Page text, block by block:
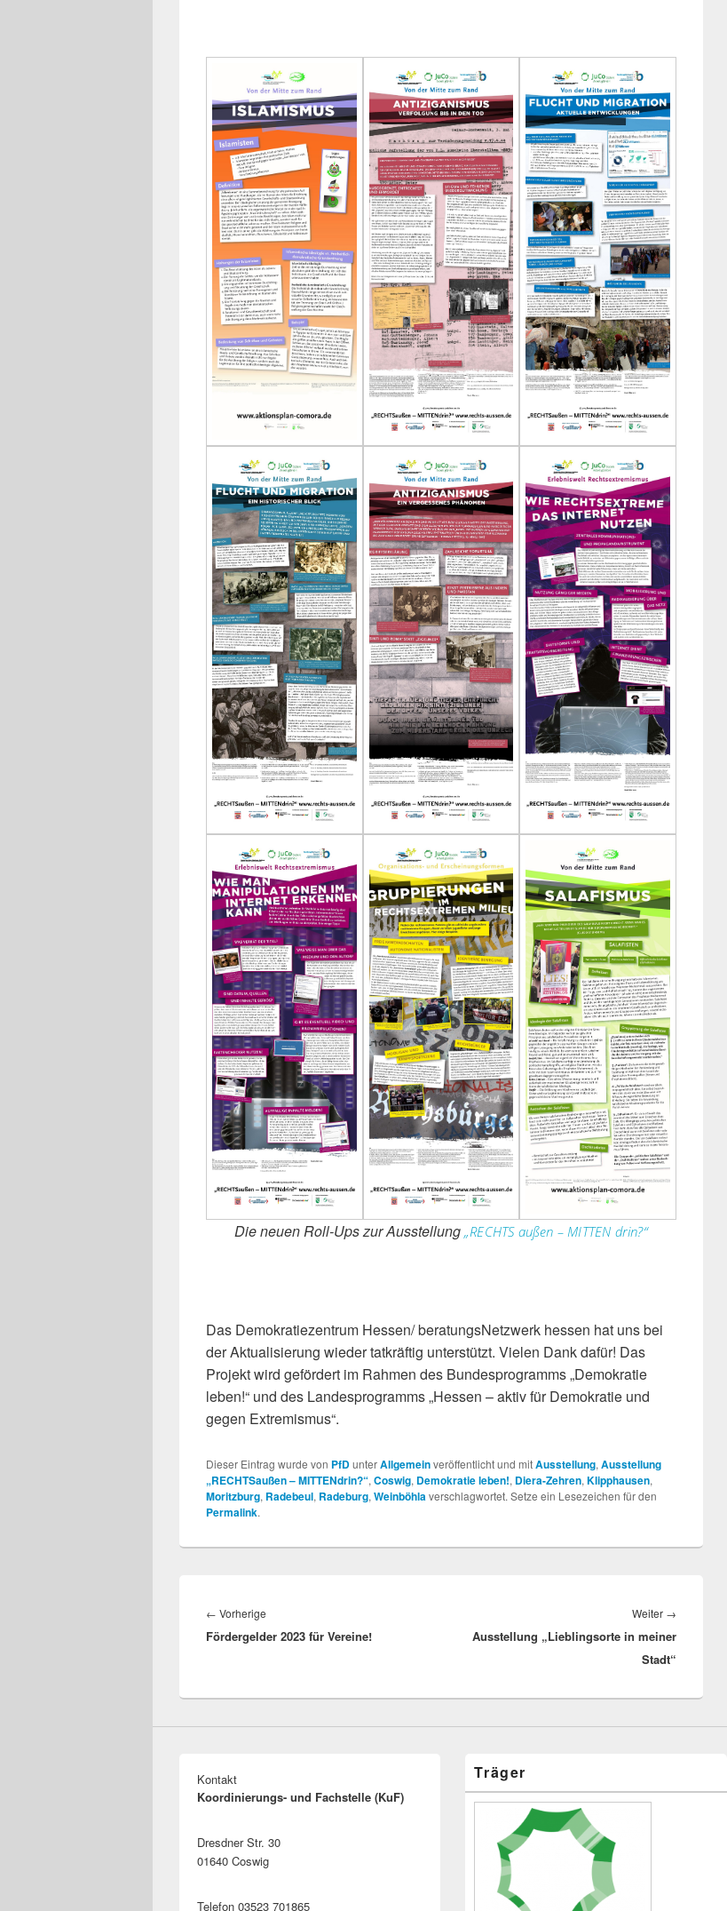
Die neuen Roll-Ups zur Ausstellung„RECHTS außen – MITTEN drin?“
Das Demokratiezentrum Hessen/ beratungsNetzwerk hessen hat uns bei
der Aktualisierung wieder tatkräftig unterstützt. Vielen Dank dafür! Das
Projekt wird gefördert im Rahmen des Bundesprogramms „Demokratie
leben!“ und des Landesprogramms „Hessen – aktiv für Demokratie und
gegen Extremismus“.
Dieser Eintrag wurde von PfDunterAllgemeinveröffentlicht und mitAusstellung, Ausstellung
„RECHTSaußen – MITTENdrin?“, Coswig, Demokratie leben!, Diera-Zehren, Klipphausen,
Moritzburg, Radebeul, Radeburg, Weinböhlaverschlagwortet. Setze ein Lesezeichen für den
Permalink.
← Vorherige
Beitrag:
Fördergelder 2023 für Vereine!
Weiter →
Beitrag:
Ausstellung „Lieblingsorte in meiner
Stadt“
Kontakt
Koordinierungs- und Fachstelle (KuF)
Dresdner Str. 30
01640 Coswig
Telefon 03523 701865
Träger